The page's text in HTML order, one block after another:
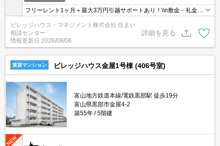
フリーレント1ヶ月＋最大3万円引越サポートあり！\\n敷金・礼金・
かりする場合がございます。
ビレッジハウス・マネジメント株式会社 住まい
相談センター
情報更新日 2026/08/06
詳細を見る
賃貸マンション ビレッジハウス金屋1号棟 (406号室)
富山地方鉄道本線/電鉄黒部駅 徒歩19分
富山県黒部市金屋4-2
築55年
5階建